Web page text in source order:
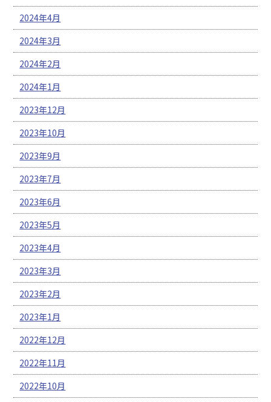
2024年4月
2024年3月
2024年2月
2024年1月
2023年12月
2023年10月
2023年9月
2023年7月
2023年6月
2023年5月
2023年4月
2023年3月
2023年2月
2023年1月
2022年12月
2022年11月
2022年10月